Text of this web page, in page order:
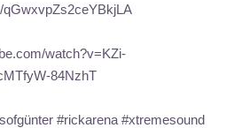
qGwxvpZs2ceYBkjLA
watch?v=KZi-
84NzhT
#rickarena #xtremesound